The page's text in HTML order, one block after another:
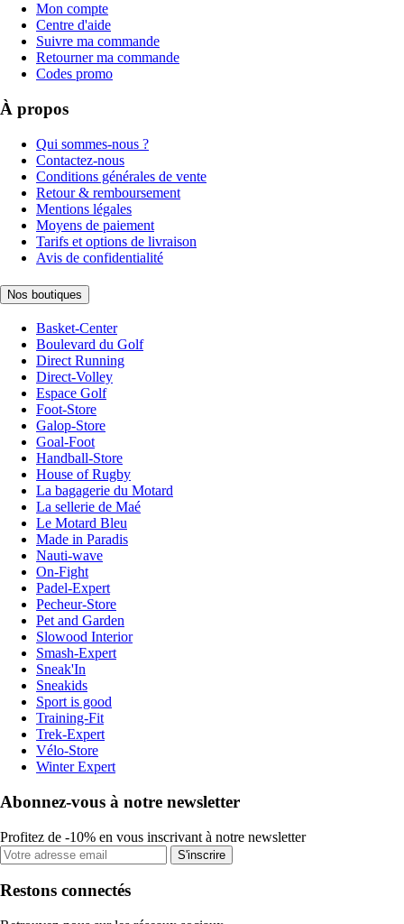
Mon compte
Centre d'aide
Suivre ma commande
Retourner ma commande
Codes promo
À propos
Qui sommes-nous ?
Contactez-nous
Conditions générales de vente
Retour & remboursement
Mentions légales
Moyens de paiement
Tarifs et options de livraison
Avis de confidentialité
Nos boutiques
Basket-Center
Boulevard du Golf
Direct Running
Direct-Volley
Espace Golf
Foot-Store
Galop-Store
Goal-Foot
Handball-Store
House of Rugby
La bagagerie du Motard
La sellerie de Maé
Le Motard Bleu
Made in Paradis
Nauti-wave
On-Fight
Padel-Expert
Pecheur-Store
Pet and Garden
Slowood Interior
Smash-Expert
Sneak'In
Sneakids
Sport is good
Training-Fit
Trek-Expert
Vélo-Store
Winter Expert
Abonnez-vous à notre newsletter
Profitez de -10% en vous inscrivant à notre newsletter
S'inscrire
Restons connectés